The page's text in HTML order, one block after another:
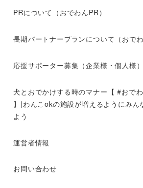
PRについて（おでわんPR）
長期パートナープランについて（おでわ
応援サポーター募集（企業様・個人様）
犬とおでかけする時のマナー【 #おで
】|わんこokの施設が増えるようにみん
よう
運営者情報
お問い合わせ